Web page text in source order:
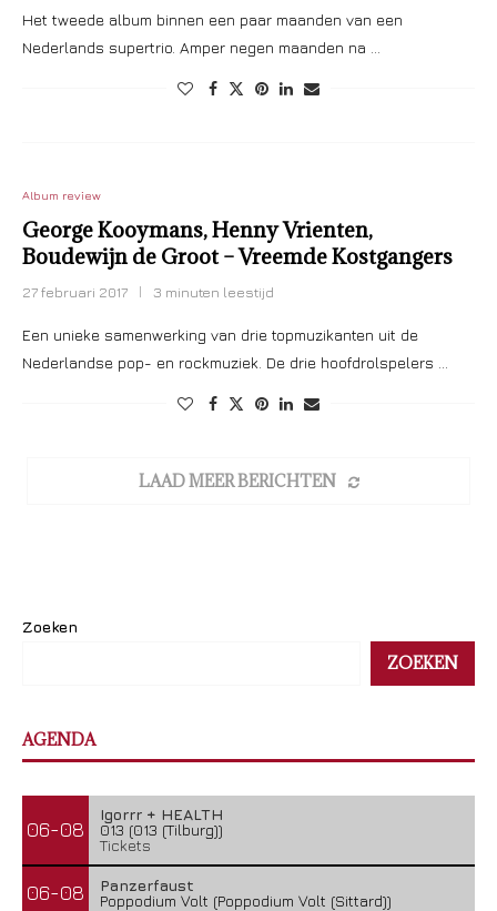
Het tweede album binnen een paar maanden van een
Nederlands supertrio. Amper negen maanden na …
Album review
George Kooymans, Henny Vrienten,
Boudewijn de Groot – Vreemde Kostgangers
27 februari 2017 3 minuten leestijd
Een unieke samenwerking van drie topmuzikanten uit de
Nederlandse pop- en rockmuziek. De drie hoofdrolspelers …
LAAD MEER BERICHTEN
Zoeken
ZOEKEN
AGENDA
06-08
Igorrr + HEALTH
013 (013 (Tilburg))
Tickets
06-08
Panzerfaust
Poppodium Volt (Poppodium Volt (Sittard))